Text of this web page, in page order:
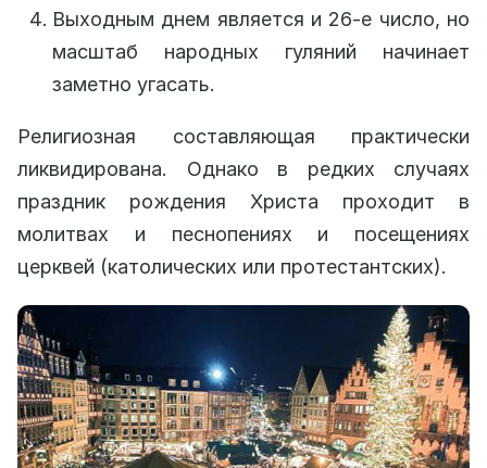
Выходным днем является и 26-е число, но
масштаб народных гуляний начинает
заметно угасать.
Религиозная составляющая практически
ликвидирована. Однако в редких случаях
праздник рождения Христа проходит в
молитвах и песнопениях и посещениях
церквей (католических или протестантских).